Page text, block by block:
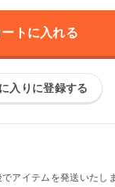
ートに入れる
入りに登録する
アイテムを発送いたし